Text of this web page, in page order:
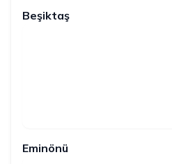
Beşiktaş
Eminönü